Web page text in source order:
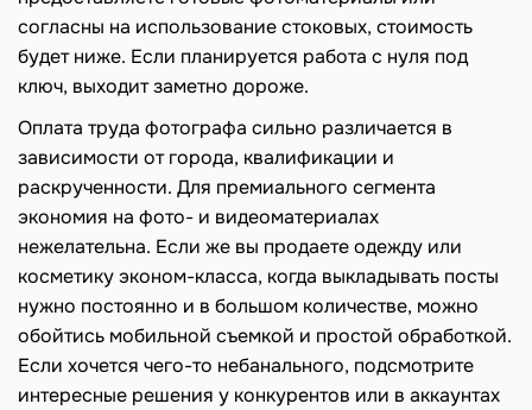
согласны на использование стоковых, стоимость
будет ниже. Если планируется работа с нуля под
ключ, выходит заметно дороже.
Оплата труда фотографа сильно различается в
зависимости от города, квалификации и
раскрученности. Для премиального сегмента
экономия на фото- и видеоматериалах
нежелательна. Если же вы продаете одежду или
косметику эконом-класса, когда выкладывать посты
нужно постоянно и в большом количестве, можно
обойтись мобильной съемкой и простой обработкой.
Если хочется чего-то небанального, подсмотрите
интересные решения у конкурентов или в аккаунтах